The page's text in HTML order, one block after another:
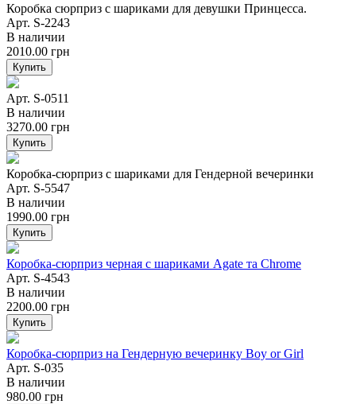
Коробка сюрприз с шариками для девушки Принцесса.
Арт. S-2243
В наличии
2010.00 грн
Купить
Арт. S-0511
В наличии
3270.00 грн
Купить
Коробка-сюрприз с шариками для Гендерной вечеринки
Арт. S-5547
В наличии
1990.00 грн
Купить
Коробка-сюрприз черная с шариками Agate та Chrome
Арт. S-4543
В наличии
2200.00 грн
Купить
Коробка-сюрприз на Гендерную вечеринку Boy or Girl
Арт. S-035
В наличии
980.00 грн